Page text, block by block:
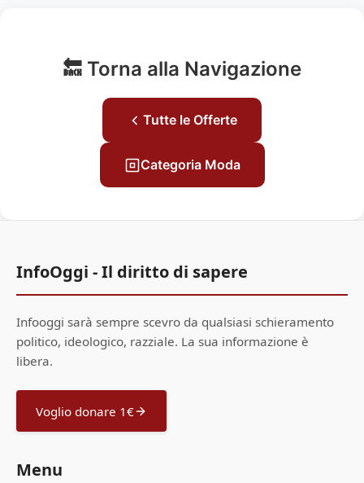
🔙 Torna alla Navigazione
Tutte le Offerte
Categoria Moda
InfoOggi - Il diritto di sapere
Infooggi sarà sempre scevro da qualsiasi schieramento
politico, ideologico, razziale. La sua informazione è
libera.
Voglio donare 1€
Menu